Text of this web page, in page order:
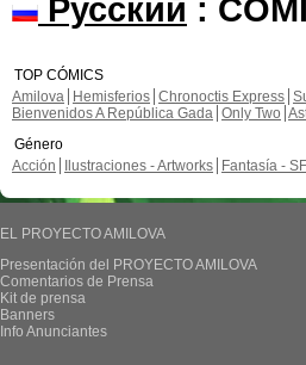
Русский :
TOP CÓMICS
Amilova
Hemisferios Chronoctis Express
Bienvenidos A República Gada Only Two
Género
Acción
Ilustraciones - Artworks Fantasía - SF
EL PROYECTO AMILOVA
Presentación del PROYECTO AMILOVA
Comentarios de Prensa
Kit de prensa
Banners
Info Anunciantes